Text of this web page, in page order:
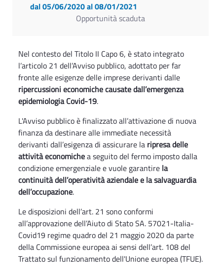
dal 05/06/2020al 08/01/2021
Opportunità scaduta
Nel contesto del Titolo II Capo 6, è stato integrato
l’articolo 21 dell’Avviso pubblico, adottato per far
fronte alle esigenze delle imprese derivanti dalle
ripercussioni economiche causate dall’emergenza
epidemiologia Covid-19.
L'Avviso pubblico è finalizzato all’attivazione di nuova
finanza da destinare alle immediate necessità
derivanti dall’esigenza di assicurare la ripresa delle
attività economichea seguito del fermo imposto dalla
condizione emergenziale e vuole garantire la
continuità dell’operatività aziendale e la salvaguardia
dell’occupazione.
Le disposizioni dell’art. 21 sono conformi
all’approvazione dell’Aiuto di Stato SA. 57021-Italia-
Covid19 regime quadro del 21 maggio 2020 da parte
della Commissione europea ai sensi dell’art. 108 del
Trattato sul funzionamento dell'Unione europea (TFUE).